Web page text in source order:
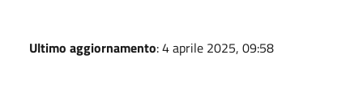
Ultimo aggiornamento: 4 aprile 2025, 09:58